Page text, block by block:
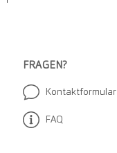
FRAGEN?
Kontaktformular
FAQ